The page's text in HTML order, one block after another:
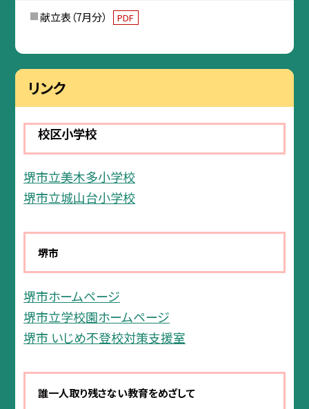
献立表（7月分） PDF
リンク
校区小学校
堺市立美木多小学校
堺市立城山台小学校
堺市
堺市ホームページ
堺市立学校園ホームページ
堺市 いじめ不登校対策支援室
誰一人取り残さない教育をめざして